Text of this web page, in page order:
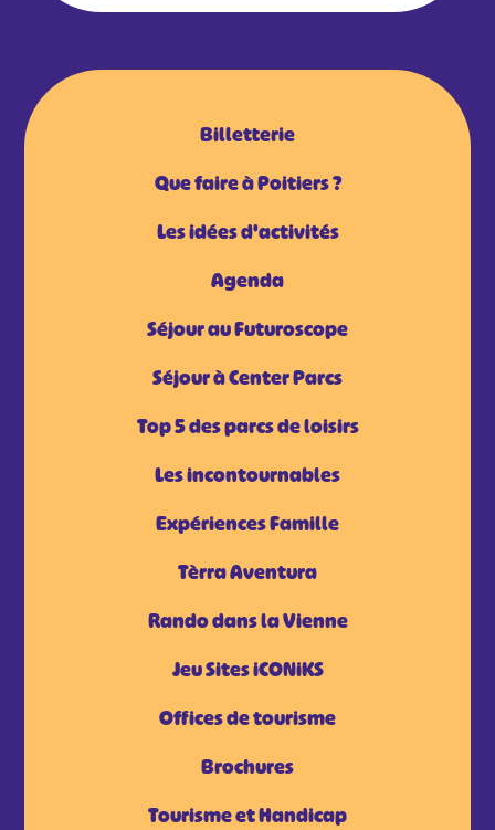
Billetterie
Que faire à Poitiers ?
Les idées d'activités
Agenda
Séjour au Futuroscope
Séjour à Center Parcs
Top 5 des parcs de loisirs
Les incontournables
Expériences Famille
Tèrra Aventura
Rando dans la Vienne
Jeu Sites iCONiKS
Offices de tourisme
Brochures
Tourisme et Handicap